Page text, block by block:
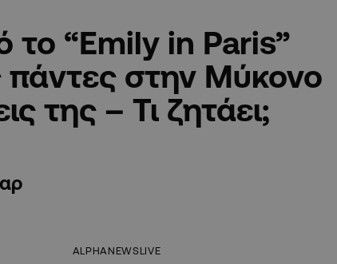
το “Emily in Paris”
πάντες στην Μύκονο
της – Τι ζητάει;
ALPHANEWSLIVE